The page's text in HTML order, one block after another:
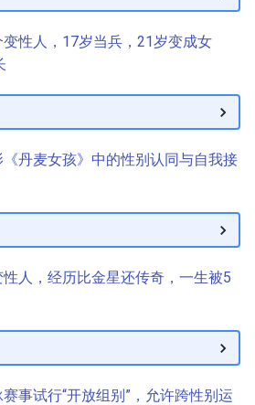
性人，17岁当兵，21岁变成女
丹麦女孩》中的性别认同与自我接
人，经历比金星还传奇，一生被5
事试行“开放组别”，允许跨性别运